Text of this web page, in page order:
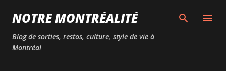
Passer au contenu principal
NOTRE MONTRÉALITÉ
Blog de sorties, restos, culture, style de vie à
Montréal